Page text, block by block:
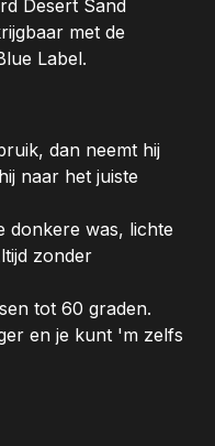
Desert Sand
met de
Label.
dan neemt hij
naar het juiste
donkere was, lichte
zonder
tot 60 graden.
en je kunt 'm zelfs